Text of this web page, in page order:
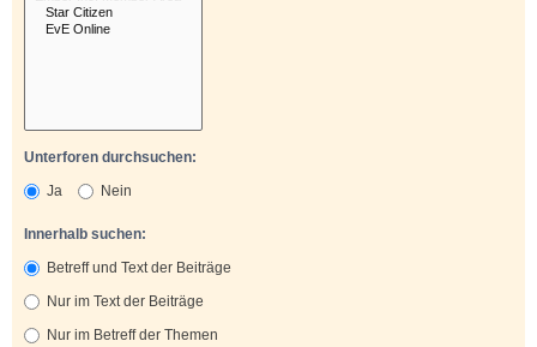
Unterforen durchsuchen:
Ja
Nein
Innerhalb suchen:
Betreff und Text der Beiträge
Nur im Text der Beiträge
Nur im Betreff der Themen